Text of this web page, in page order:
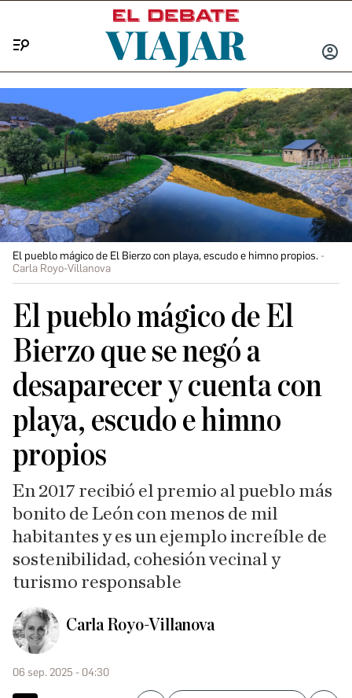
INICIAR
El pueblo mágico de El Bierzo con playa, escudo e himno propios.
Carla Royo-Villanova
El pueblo mágico de El
Bierzo que se negó a
desaparecer y cuenta con
playa, escudo e himno
propios
En 2017 recibió el premio al pueblo más
bonito de León con menos de mil
habitantes y es un ejemplo increíble de
sostenibilidad, cohesión vecinal y
turismo responsable
Carla Royo-Villanova
06 sep. 2025 - 04:30